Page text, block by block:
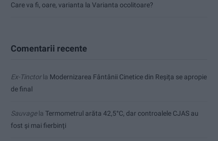
Care va fi, oare, varianta la Varianta ocolitoare?
Comentarii recente
Ex-Tinctorla Modernizarea Fântânii Cinetice din Reșița se apropie
de final
Sauvagela Termometrul arăta 42,5°C, dar controalele CJAS au
fost și mai fierbinți